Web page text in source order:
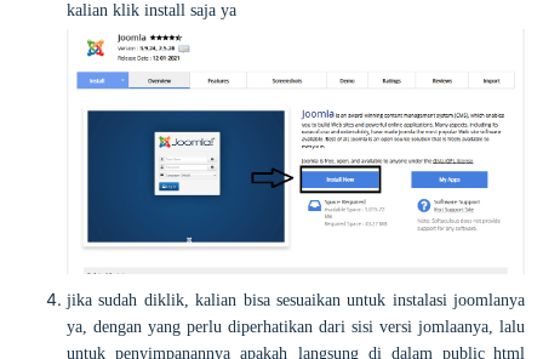
kalian klik install saja ya
jika sudah diklik, kalian bisa sesuaikan untuk instalasi joomlanya
ya, dengan yang perlu diperhatikan dari sisi versi jomlaanya, lalu
untuk penyimpanannya apakah langsung di dalam public_html